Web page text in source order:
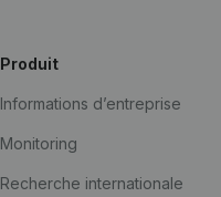
Produit
Informations d’entreprise
Monitoring
Recherche internationale